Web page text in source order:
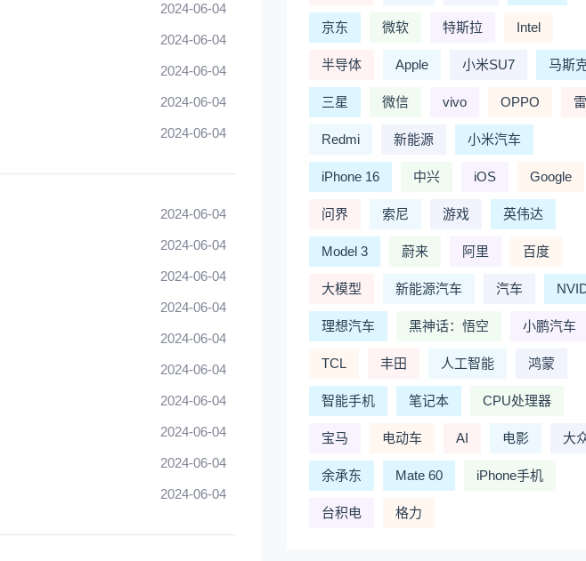
2024-06-04
2024-06-04
2024-06-04
2024-06-04
2024-06-04
2024-06-04
2024-06-04
2024-06-04
2024-06-04
2024-06-04
2024-06-04
2024-06-04
2024-06-04
2024-06-04
2024-06-04
京东 微软 特斯拉 Intel
半导体 Apple 小米SU7 马斯
三星 微信 vivo OPPO
Redmi 新能源 小米汽车
iPhone 16 中兴 iOS Google
问界 索尼 游戏 英伟达
Model 3 蔚来 阿里 百度
大模型 新能源汽车 汽车
理想汽车 黑神话：悟空 小鹏汽车
TCL 丰田 人工智能 鸿蒙
智能手机 笔记本 CPU处理器
宝马 电动车 AI 电影 大
余承东 Mate 60 iPhone手机
台积电 格力